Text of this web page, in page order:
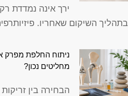
ירך אינה נמדדת
בתהליך השיקום שאחריו.
ניתוח החלפת מפרק
מחליטים נכון?
הבחירה בין